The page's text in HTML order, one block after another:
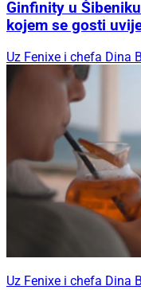
Ginfinity u
kojem se gosti
Uz Fenixe i chefa Dina
Uz Fenixe i chefa Dina